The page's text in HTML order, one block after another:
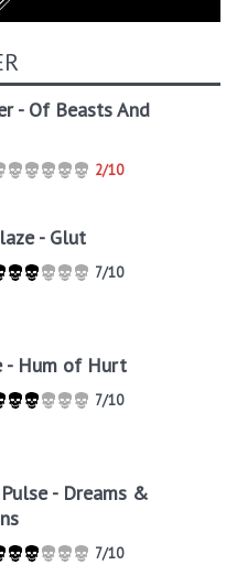
- Of Beasts And
2/10
- Glut
7/10
- Hum of Hurt
7/10
- Dreams &
7/10